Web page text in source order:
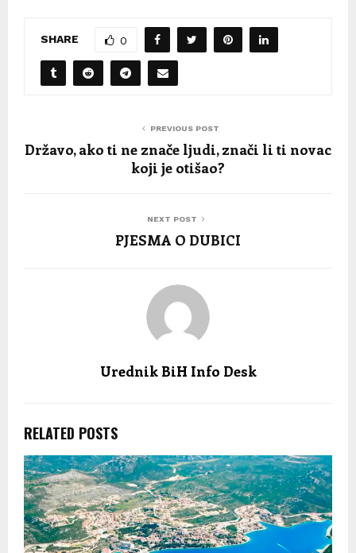
SHARE 0
PREVIOUS POST
Državo, ako ti ne znače ljudi, znači li ti novac
koji je otišao?
NEXT POST
PJESMA O DUBICI
Urednik BiH Info Desk
RELATED POSTS